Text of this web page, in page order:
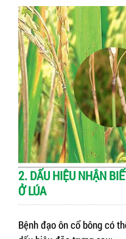
2. DẤU HIỆU NHẬN
Ở LÚA
Bệnh đạo ôn cổ bông có